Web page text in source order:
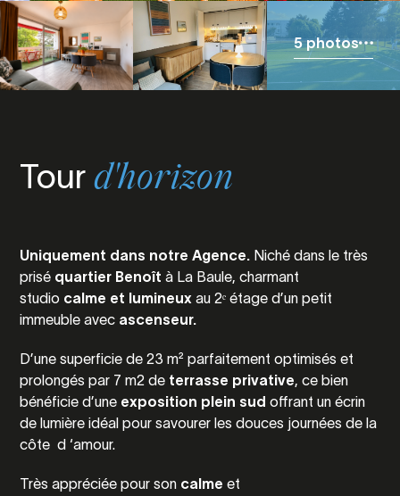
5 photos
Tourd'horizon
Uniquement dans notre Agence. Niché dans le très
prisé quartier Benoîtà La Baule, charmant
studio calme et lumineuxau 2ᵉ étage d’un petit
immeuble avec ascenseur.
D’une superficie de 23 m² parfaitement optimisés et
prolongés par 7 m2 de terrasse privative, ce bien
bénéficie d’une exposition plein sudoffrant un écrin
de lumière idéal pour savourer les douces journées de la
côte d ‘amour.
Très appréciée pour son calmeet